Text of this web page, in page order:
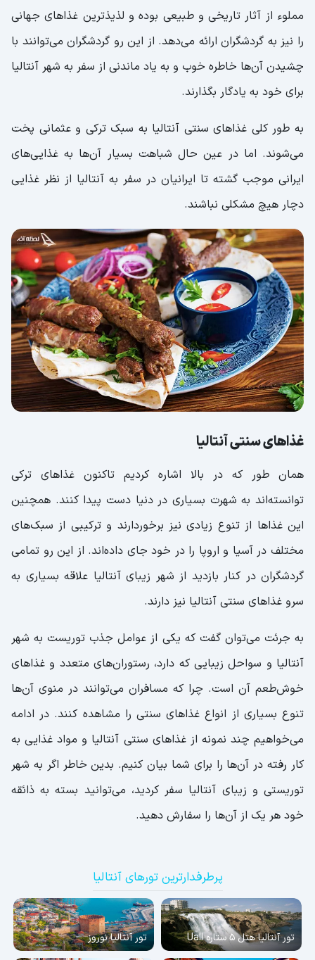
مملوء از آثار تاریخی و طبیعی بوده و لذیذترین غذاهای جهانی
را نیز به گردشگران ارائه می‌دهد. از این رو گردشگران می‌توانند با
چشیدن آن‌ها خاطره خوب و به یاد ماندنی از سفر به شهر آنتالیا
برای خود به یادگار بگذارند.
به طور کلی غذاهای سنتی آنتالیا به سبک ترکی و عثمانی پخت
می‌شوند. اما در عین حال شباهت بسیار آن‌ها به غذایی‌های
ایرانی موجب گشته تا ایرانیان در سفر به آنتالیا از نظر غذایی
دچار هیچ مشکلی نباشند.
غذاهای سنتی آنتالیا
همان ‌طور که در بالا اشاره کردیم تاکنون غذاهای ترکی
توانسته‌اند به شهرت بسیاری در دنیا دست پیدا کنند. همچنین
این غذاها از تنوع زیادی نیز برخوردارند و ترکیبی از سبک‌های
مختلف در آسیا و اروپا را در خود جای داده‌اند. از این رو تمامی
گردشگران در کنار بازدید از شهر زیبای آنتالیا علاقه بسیاری به
سرو غذاهای سنتی آنتالیا نیز دارند.
به جرئت می‌توان گفت که یکی از عوامل جذب توریست به شهر
آنتالیا و سواحل زیبایی که دارد، رستوران‌های متعدد و غذاهای
خوش‌طعم آن است. چرا که مسافران می‌توانند در منوی آن‌ها
تنوع بسیاری از انواع غذاهای سنتی را مشاهده کنند. در ادامه
می‌خواهیم چند نمونه از غذاهای سنتی آنتالیا و مواد غذایی به
کار رفته در آن‌ها را برای شما بیان کنیم. بدین خاطر اگر به شهر
توریستی و زیبای آنتالیا سفر کردید، می‌توانید بسته به ذائقه
خود هر یک از آن‌ها را سفارش دهید.
پرطرفدارترین تورهای آنتالیا
تور آنتالیا هتل 5 ستاره Uall تور آنتالیا نوروز